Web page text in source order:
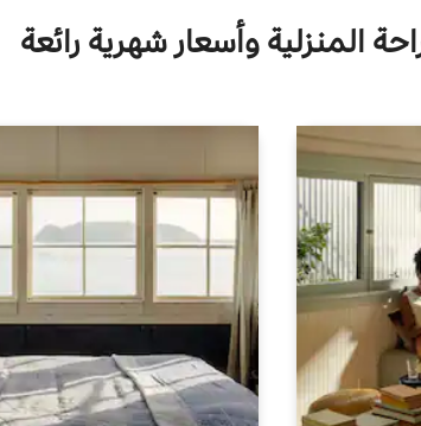
المنزلية وأسعار شهرية رائعة